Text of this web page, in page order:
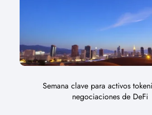
Semana clave para activos
negociaciones de DeFi